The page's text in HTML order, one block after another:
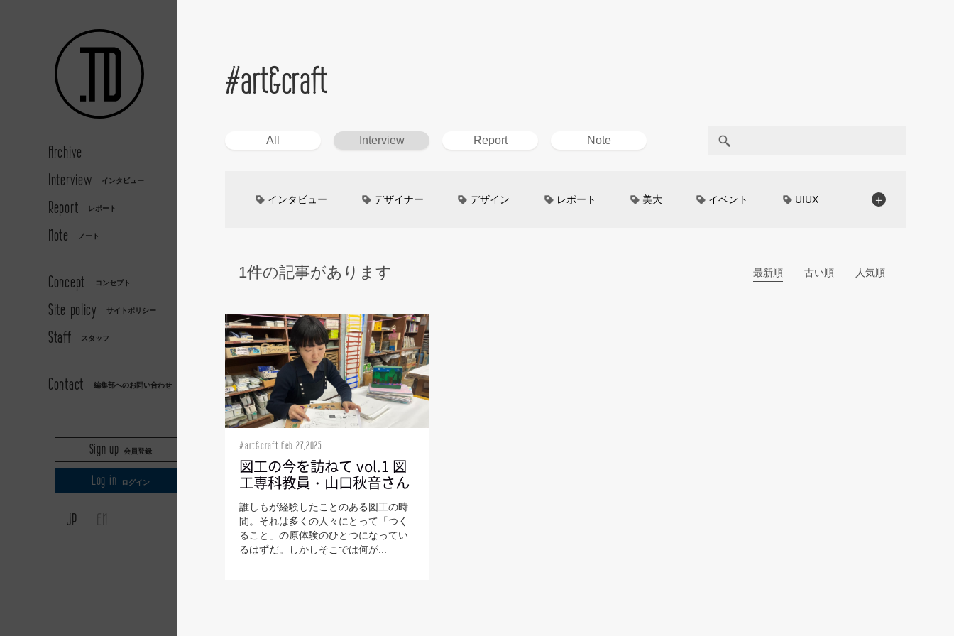
Archive
Interview
インタビュー
Report レポート
Note ノート
Concept コンセプト
Site policy サイトポリシー
Staff スタッフ
Contact 編集部へのお問い合わせ
Sign up 会員登録
Log in ログイン
JP
#art&craft
All Interview Report Note
＋
インタビュー デザイナー デザイン レポート 美大 イベント UIUX
デザイナーというしごと TomMatano
AXIS
1件の記事があります
#art&craft Feb 27,2025
図工の今を訪ねて vol.1 図
工専科教員・山口秋音さん
誰しもが経験したことのある図工の時
間。それは多くの人々にとって「つく
ること」の原体験のひとつになってい
るはずだ。しかしそこでは何が...